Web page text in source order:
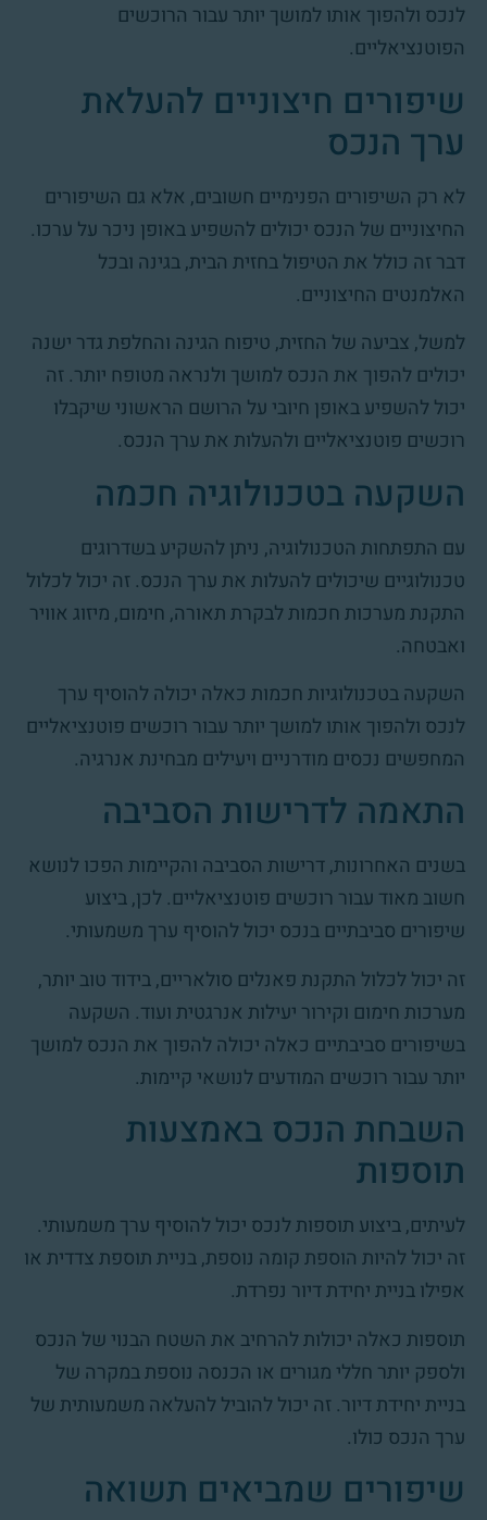
לנכס ולהפוך אותו למושך יותר עבור הרוכשים
הפוטנציאליים.
שיפורים חיצוניים להעלאת
ערך הנכס
לא רק השיפורים הפנימיים חשובים, אלא גם השיפורים
החיצוניים של הנכס יכולים להשפיע באופן ניכר על ערכו.
דבר זה כולל את הטיפול בחזית הבית, בגינה ובכל
האלמנטים החיצוניים.
למשל, צביעה של החזית, טיפוח הגינה והחלפת גדר ישנה
יכולים להפוך את הנכס למושך ולנראה מטופח יותר. זה
יכול להשפיע באופן חיובי על הרושם הראשוני שיקבלו
רוכשים פוטנציאליים ולהעלות את ערך הנכס.
השקעה בטכנולוגיה חכמה
עם התפתחות הטכנולוגיה, ניתן להשקיע בשדרוגים
טכנולוגיים שיכולים להעלות את ערך הנכס. זה יכול לכלול
התקנת מערכות חכמות לבקרת תאורה, חימום, מיזוג אוויר
ואבטחה.
השקעה בטכנולוגיות חכמות כאלה יכולה להוסיף ערך
לנכס ולהפוך אותו למושך יותר עבור רוכשים פוטנציאליים
המחפשים נכסים מודרניים ויעילים מבחינת אנרגיה.
התאמה לדרישות הסביבה
בשנים האחרונות, דרישות הסביבה והקיימות הפכו לנושא
חשוב מאוד עבור רוכשים פוטנציאליים. לכן, ביצוע
שיפורים סביבתיים בנכס יכול להוסיף ערך משמעותי.
זה יכול לכלול התקנת פאנלים סולאריים, בידוד טוב יותר,
מערכות חימום וקירור יעילות אנרגטית ועוד. השקעה
בשיפורים סביבתיים כאלה יכולה להפוך את הנכס למושך
יותר עבור רוכשים המודעים לנושאי קיימות.
השבחת הנכס באמצעות
תוספות
לעיתים, ביצוע תוספות לנכס יכול להוסיף ערך משמעותי.
זה יכול להיות הוספת קומה נוספת, בניית תוספת צדדית או
אפילו בניית יחידת דיור נפרדת.
תוספות כאלה יכולות להרחיב את השטח הבנוי של הנכס
ולספק יותר חללי מגורים או הכנסה נוספת במקרה של
בניית יחידת דיור. זה יכול להוביל להעלאה משמעותית של
ערך הנכס כולו.
שיפורים שמביאים תשואה